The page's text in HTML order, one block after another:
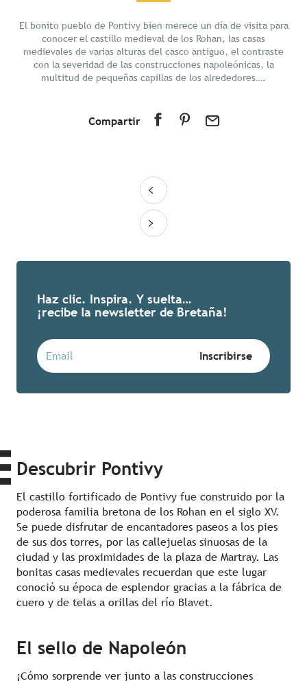
El bonito pueblo de Pontivy bien merece un día de visita para
conocer el castillo medieval de los Rohan, las casas
medievales de varias alturas del casco antiguo, el contraste
con la severidad de las construcciones napoleónicas, la
multitud de pequeñas capillas de los alrededores….
Compartir
Haz clic. Inspira. Y suelta…
¡recibe la newsletter de Bretaña!
Descubrir Pontivy
El castillo fortificado de Pontivy fue construido por la
poderosa familia bretona de los Rohan en el siglo XV.
Se puede disfrutar de encantadores paseos a los pies
de sus dos torres, por las callejuelas sinuosas de la
ciudad y las proximidades de la plaza de Martray. Las
bonitas casas medievales recuerdan que este lugar
conoció su época de esplendor gracias a la fábrica de
cuero y de telas a orillas del río Blavet.
El sello de Napoleón
¡Cómo sorprende ver junto a las construcciones